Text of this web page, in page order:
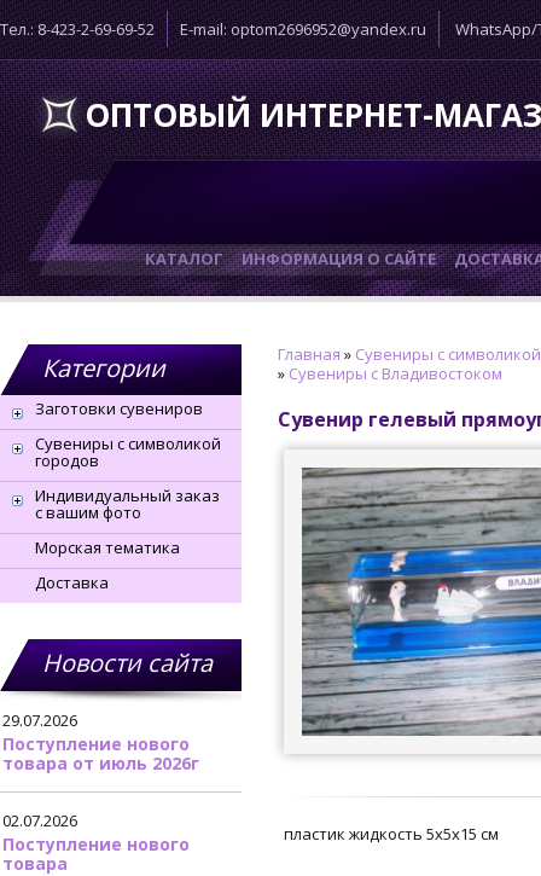
Тел.: 8-423-2-69-69-52 E-mail: optom2696952@yandex.ru WhatsApp/
ОПТОВЫЙ ИНТЕРНЕТ-
КАТАЛОГ ИНФОРМАЦИЯ О САЙТЕ
Категории
Заготовки сувениров
Сувениры с символикой
городов
Индивидуальный заказ
с вашим фото
Морская тематика
Доставка
Новости сайта
29.07.2026
Поступление нового
товара от июль 2026г
02.07.2026
Поступление нового
товара
Главная » Сувениры с
» Сувениры с Владивостоком
Сувенир гелевый
пластик жидкость 5х5х15 см